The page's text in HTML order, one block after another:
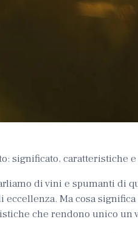
significato, caratteristiche
di vini e spumanti di
eccellenza. Ma cosa
che rendono unico